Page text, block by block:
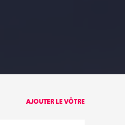
AJOUTER LE VÔTRE